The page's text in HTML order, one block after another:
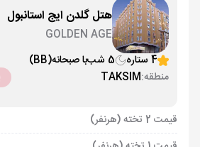
هتل گلدن ایج استانبول
GOLDEN AGE
4 ستاره
5 شب با صبحانه(BB)
منطقه:TAKSIM
قیمت 2 تخته (هرنفر)